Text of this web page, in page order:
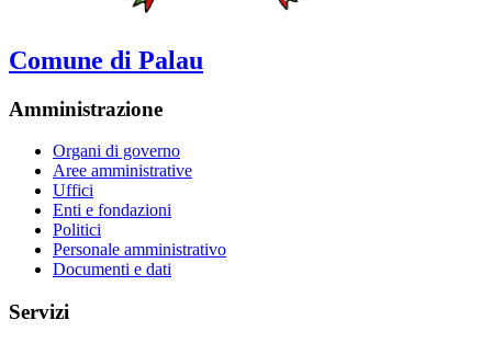
Comune di Palau
Amministrazione
Organi di governo
Aree amministrative
Uffici
Enti e fondazioni
Politici
Personale amministrativo
Documenti e dati
Servizi